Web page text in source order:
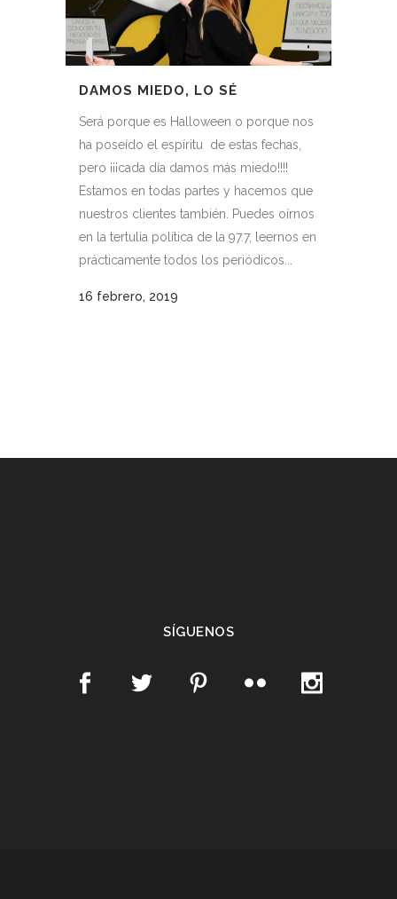
DAMOS MIEDO, LO SÉ
Será porque es Halloween o porque nos
ha poseído el espíritu de estas fechas,
pero ¡¡¡cada día damos más miedo!!!!
Estamos en todas partes y hacemos que
nuestros clientes también. Puedes oírnos
en la tertulia política de la 97.7, leernos en
prácticamente todos los periódicos...
16 febrero, 2019
SÍGUENOS